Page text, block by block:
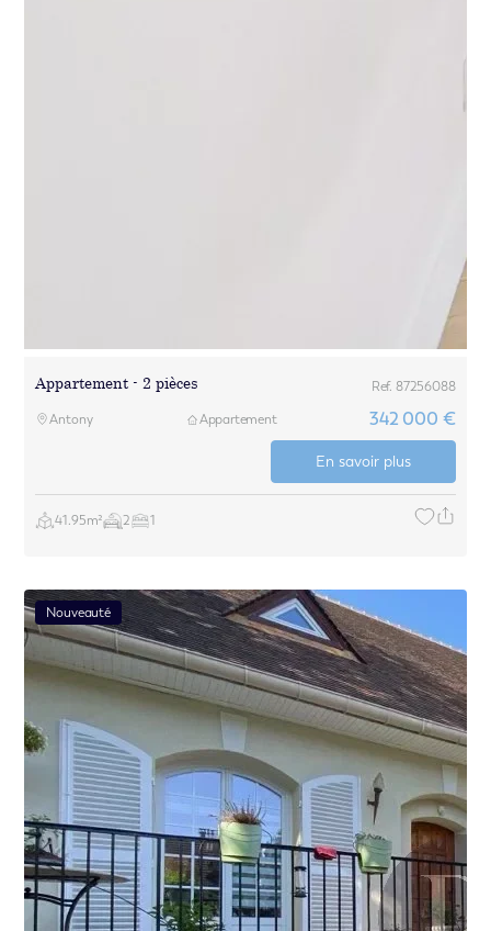
Appartement - 2 pièces
Antony Appartement 342 000 €
En savoir plus
41.95m² 2 1
Ref. 87256088
Nouveauté